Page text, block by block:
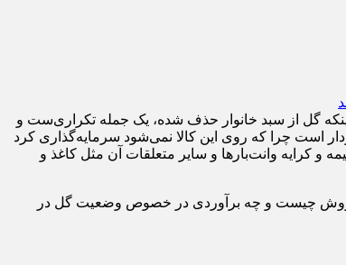
گل از سبد خانوار حذف شده، یک جمله تکراری‌ست و
است چرا که روی این کالا نمی‌شود سرمایه‌گذاری کرد
و کرایه وانت‌بارها و سایر متعلقات آن مثل کاغذ و
فروش چیست و چه برآوردی در خصوص وضعیت گل در